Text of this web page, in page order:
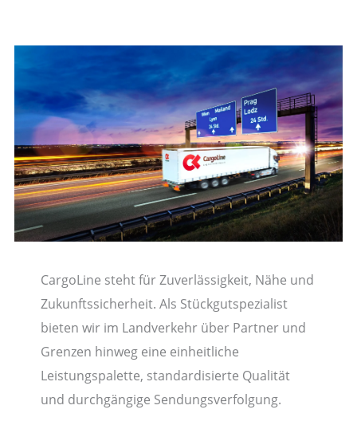
CargoLine steht für Zuverlässigkeit, Nähe und
Zukunftssicherheit. Als Stückgutspezialist
bieten wir im Landverkehr über Partner und
Grenzen hinweg eine einheitliche
Leistungspalette, standardisierte Qualität
und durchgängige Sendungsverfolgung.